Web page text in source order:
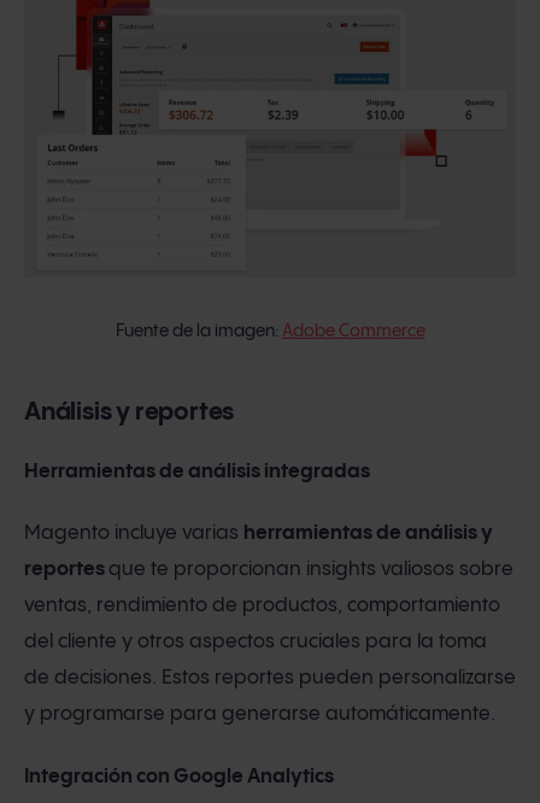
Fuente de la imagen: Adobe Commerce
Análisis y reportes
Herramientas de análisis integradas
Magento incluye varias herramientas de análisis y
reportes que te proporcionan insights valiosos sobre
ventas, rendimiento de productos, comportamiento
del cliente y otros aspectos cruciales para la toma
de decisiones. Estos reportes pueden personalizarse
y programarse para generarse automáticamente.
Integración con Google Analytics